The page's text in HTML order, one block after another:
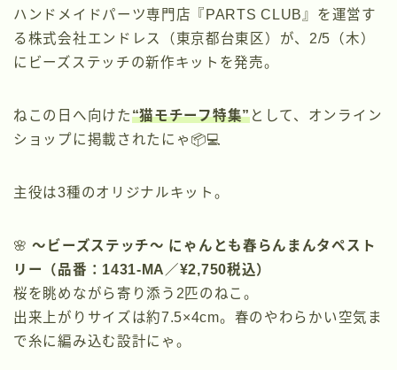
ハンドメイドパーツ専門店『PARTS CLUB』を運営す
る株式会社エンドレス（東京都台東区）が、2/5（木）
にビーズステッチの新作キットを発売。
ねこの日へ向けた“猫モチーフ特集”として、オンライン
ショップに掲載されたにゃ📦💻
主役は3種のオリジナルキット。
🌸～ビーズステッチ～ にゃんとも春らんまんタペスト
リー（品番：1431-MA／¥2,750税込）
桜を眺めながら寄り添う2匹のねこ。
出来上がりサイズは約7.5×4cm。春のやわらかい空気ま
で糸に編み込む設計にゃ。